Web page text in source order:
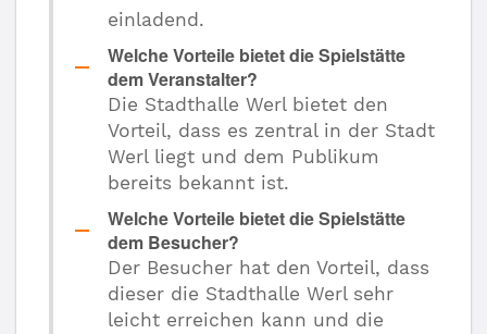
einladend.
Welche Vorteile bietet die Spielstätte
dem Veranstalter?
Die Stadthalle Werl bietet den
Vorteil, dass es zentral in der Stadt
Werl liegt und dem Publikum
bereits bekannt ist.
Welche Vorteile bietet die Spielstätte
dem Besucher?
Der Besucher hat den Vorteil, dass
dieser die Stadthalle Werl sehr
leicht erreichen kann und die